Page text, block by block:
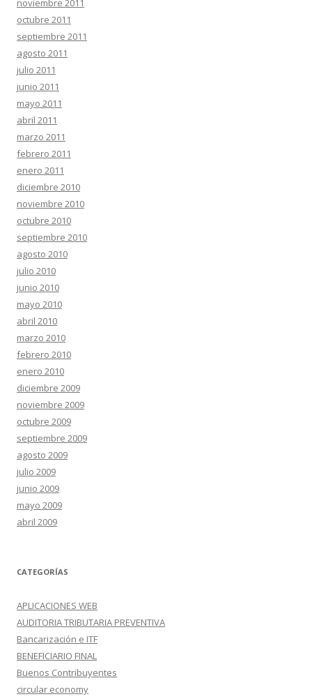
noviembre 2011
octubre 2011
septiembre 2011
agosto 2011
julio 2011
junio 2011
mayo 2011
abril 2011
marzo 2011
febrero 2011
enero 2011
diciembre 2010
noviembre 2010
octubre 2010
septiembre 2010
agosto 2010
julio 2010
junio 2010
mayo 2010
abril 2010
marzo 2010
febrero 2010
enero 2010
diciembre 2009
noviembre 2009
octubre 2009
septiembre 2009
agosto 2009
julio 2009
junio 2009
mayo 2009
abril 2009
CATEGORÍAS
APLICACIONES WEB
AUDITORIA TRIBUTARIA PREVENTIVA
Bancarización e ITF
BENEFICIARIO FINAL
Buenos Contribuyentes
circular economy